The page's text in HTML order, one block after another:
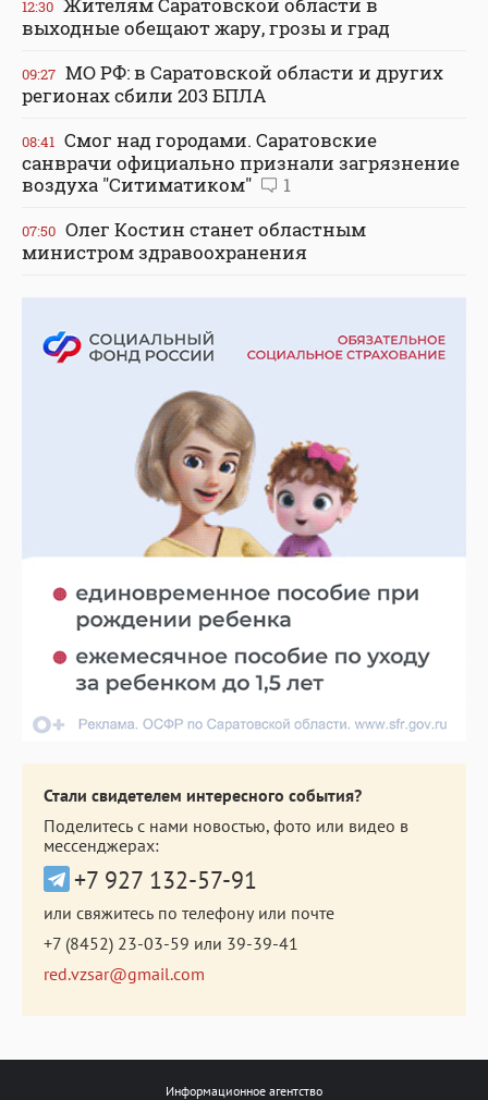
12:30
выходные обещают жару, грозы и град
09:27 МО РФ: в Саратовской области и других
регионах сбили 203 БПЛА
08:41 Смог над городами. Саратовские
санврачи официально признали загрязнение
воздуха "Ситиматиком"
1
07:50 Олег Костин станет областным
министром здравоохранения
Стали свидетелем интересного события?
Поделитесь с нами новостью, фото или видео в
мессенджерах:
+7 927 132-57-91
или свяжитесь по телефону или почте
+7 (8452) 23-03-59 или 39-39-41
red.vzsar@gmail.com
Информационное агентство